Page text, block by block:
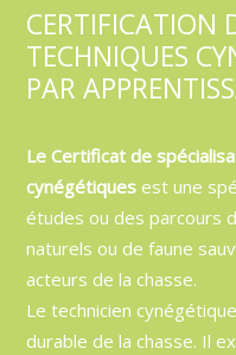
CERTIFICATION
TECHNIQUES
PAR
Le Certificat de
cynégétiques est une
études ou des parcours
naturels ou de faune
acteurs de la chasse.
Le technicien
durable de la chasse. Il